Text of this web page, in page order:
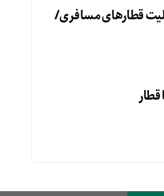
قطارهای مسافری/